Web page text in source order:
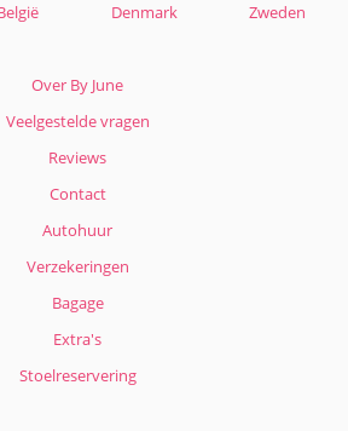
Over By June
Veelgestelde vragen
Reviews
Contact
Autohuur
Verzekeringen
Bagage
Extra's
Stoelreservering
Denmark
Zweden